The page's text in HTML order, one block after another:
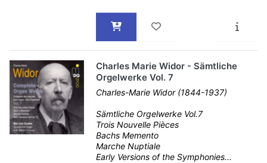
Charles Marie Widor - Sämtliche
Orgelwerke Vol. 7
Charles-Marie Widor (1844-1937)
Sämtliche Orgelwerke Vol.7
Trois Nouvelle Pièces
Bachs Memento
Marche Nuptiale
Early Versions of the Symphonies...